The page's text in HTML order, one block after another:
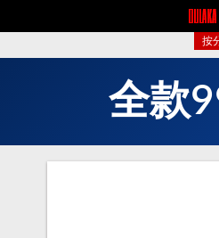
按
全款9